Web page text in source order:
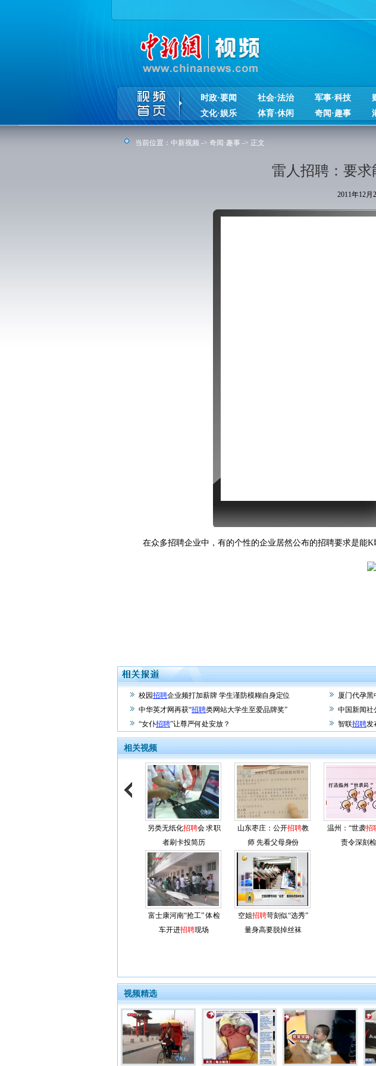
时政·要闻 社会·法治 军事·科技
文化·娱乐
体育·休闲 奇闻·趣事
当前位置： 中新视频 -> 奇闻·趣事 -> 正文
雷人招聘：要
2011年12
在众多招聘企业中，有的个性的企业居然公布的招聘要求是能K
校园招聘企业频打加薪牌 学生谨防模糊自身定位 厦门代孕黑
中华英才网再获“招聘类网站大学生至爱品牌奖” 中国新闻社
“女仆招聘”让尊严何处安放？ 智联招聘发
相关视频
另类无纸化招聘会 求职
者刷卡投简历
山东枣庄：公开招聘教
师 先看父母身份
温州：“世袭招
责令深刻
富士康河南“抢工” 体检
车开进招聘现场
空姐招聘苛刻似“选秀”
量身高要脱掉丝袜
视频精选